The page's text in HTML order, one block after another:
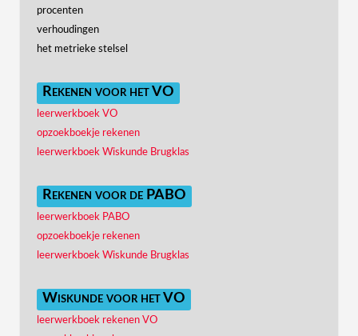
procenten
verhoudingen
het metrieke stelsel
Rekenen voor het VO
leerwerkboek VO
opzoekboekje rekenen
leerwerkboek Wiskunde Brugklas
Rekenen voor de PABO
leerwerkboek PABO
opzoekboekje rekenen
leerwerkboek Wiskunde Brugklas
Wiskunde voor het VO
leerwerkboek rekenen VO